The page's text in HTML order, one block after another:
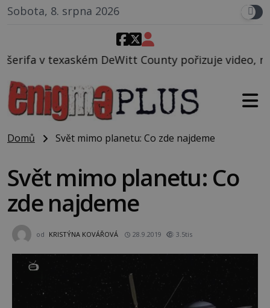
Sobota, 8. srpna 2026
County pořizuje video, na kterém před
Domů Svět mimo planetu: Co zde najdeme
Svět mimo planetu: Co
zde najdeme
od KRISTÝNA KOVÁŘOVÁ 28.9.2019 3.5tis